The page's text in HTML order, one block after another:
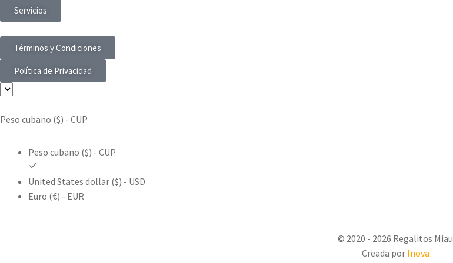
Servicios
Términos y Condiciones
Política de Privacidad
Peso cubano ($) - CUP
Peso cubano ($) - CUP
United States dollar ($) - USD
Euro (€) - EUR
© 2020 - 2026 Regalitos Miau
Creada por Inova